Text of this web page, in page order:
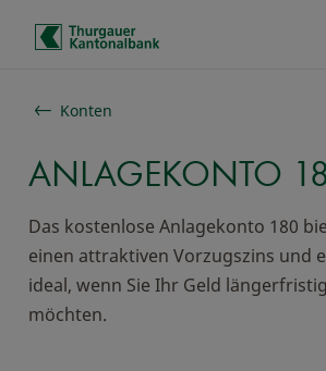
Schnelle Navigation
Konten
ANLAGEKONTO
Das kostenlose Anlagekonto 180
einen attraktiven Vorzugszins und
ideal, wenn Sie Ihr Geld
möchten.